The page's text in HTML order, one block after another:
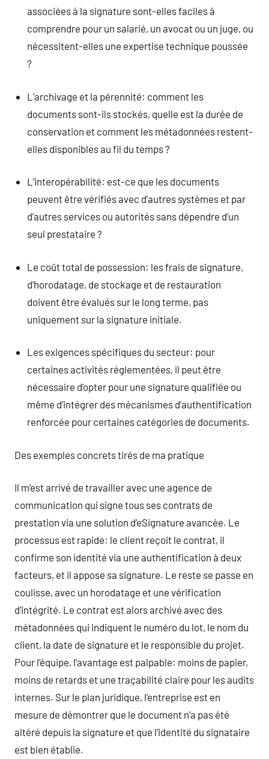
associées à la signature sont-elles faciles à
comprendre pour un salarié, un avocat ou un juge, ou
nécessitent-elles une expertise technique poussée
?
L’archivage et la pérennité: comment les
documents sont-ils stockés, quelle est la durée de
conservation et comment les métadonnées restent-
elles disponibles au fil du temps ?
L’interopérabilité: est-ce que les documents
peuvent être vérifiés avec d’autres systèmes et par
d’autres services ou autorités sans dépendre d’un
seul prestataire ?
Le coût total de possession: les frais de signature,
d’horodatage, de stockage et de restauration
doivent être évalués sur le long terme, pas
uniquement sur la signature initiale.
Les exigences spécifiques du secteur: pour
certaines activités réglementées, il peut être
nécessaire d’opter pour une signature qualifiée ou
même d’intégrer des mécanismes d’authentification
renforcée pour certaines catégories de documents.
Des exemples concrets tirés de ma pratique
Il m’est arrivé de travailler avec une agence de
communication qui signe tous ses contrats de
prestation via une solution d’eSignature avancée. Le
processus est rapide: le client reçoit le contrat, il
confirme son identité via une authentification à deux
facteurs, et il appose sa signature. Le reste se passe en
coulisse, avec un horodatage et une vérification
d’intégrité. Le contrat est alors archivé avec des
métadonnées qui indiquent le numéro du lot, le nom du
client, la date de signature et le responsible du projet.
Pour l’équipe, l’avantage est palpable: moins de papier,
moins de retards et une traçabilité claire pour les audits
internes. Sur le plan juridique, l’entreprise est en
mesure de démontrer que le document n’a pas été
altéré depuis la signature et que l’identité du signataire
est bien établie.